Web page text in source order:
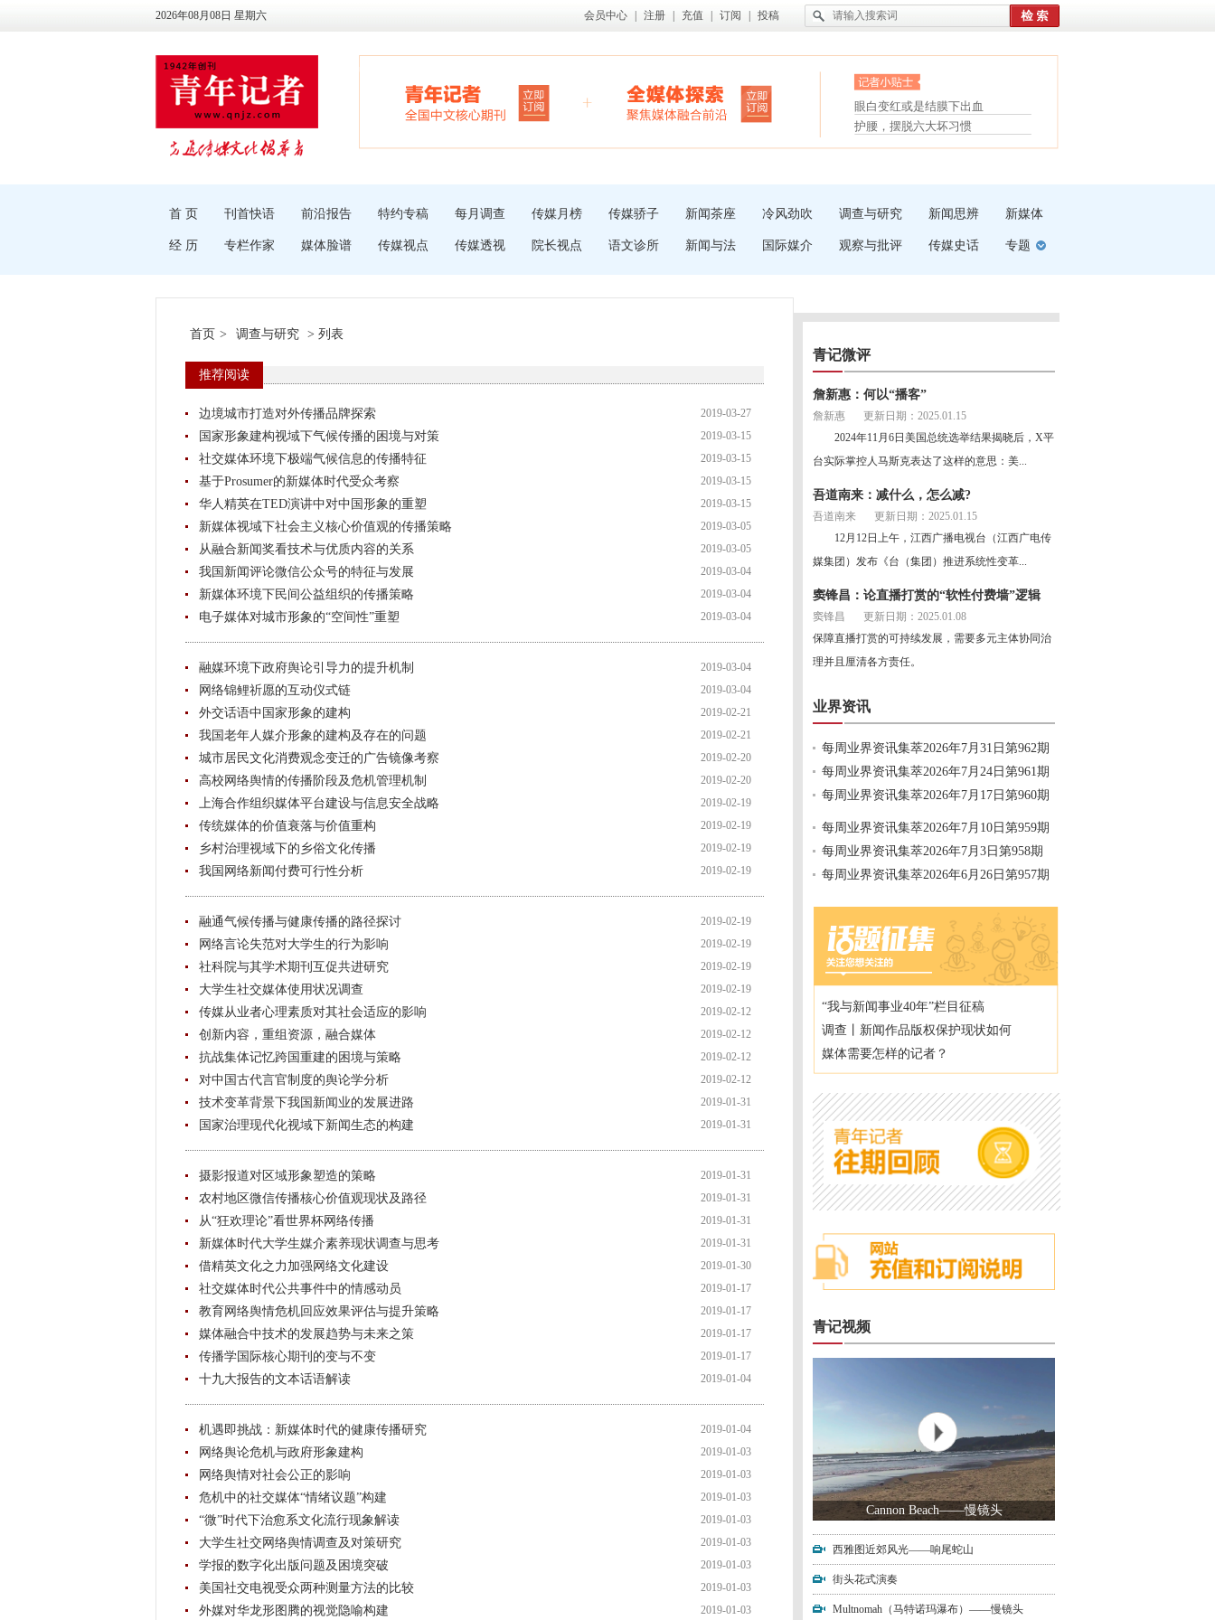
2026年08月08日 星期六 会员中心 注册 充值 订阅 投稿
眼白变红或是结膜下出血
“枝桠”“树桠”宜写成“枝...
夏天缓解疲劳有三招
护腰，摆脱六大坏习惯
受伤了冰敷还是热敷
首 页 刊首快语 前沿报告 特约专稿 每月调查 传媒月榜 传媒骄子 新闻茶座 冷风劲吹 调查与研究 新闻思辨 新媒体
经 历 专栏作家 媒体脸谱 传媒视点 传媒透视 院长视点 语文诊所 新闻与法 国际媒介 观察与批评 传媒史话 专题
首页 > 调查与研究 > 列表
推荐阅读
边境城市打造对外传播品牌探索 2019-03-27
国家形象建构视域下气候传播的困境与对策 2019-03-15
社交媒体环境下极端气候信息的传播特征 2019-03-15
基于Prosumer的新媒体时代受众考察 2019-03-15
华人精英在TED演讲中对中国形象的重塑 2019-03-15
新媒体视域下社会主义核心价值观的传播策略 2019-03-05
从融合新闻奖看技术与优质内容的关系 2019-03-05
我国新闻评论微信公众号的特征与发展 2019-03-04
新媒体环境下民间公益组织的传播策略 2019-03-04
电子媒体对城市形象的“空间性”重塑 2019-03-04
融媒环境下政府舆论引导力的提升机制 2019-03-04
网络锦鲤祈愿的互动仪式链 2019-03-04
外交话语中国家形象的建构 2019-02-21
我国老年人媒介形象的建构及存在的问题 2019-02-21
城市居民文化消费观念变迁的广告镜像考察 2019-02-20
高校网络舆情的传播阶段及危机管理机制 2019-02-20
上海合作组织媒体平台建设与信息安全战略 2019-02-19
传统媒体的价值衰落与价值重构 2019-02-19
乡村治理视域下的乡俗文化传播 2019-02-19
我国网络新闻付费可行性分析 2019-02-19
融通气候传播与健康传播的路径探讨 2019-02-19
网络言论失范对大学生的行为影响 2019-02-19
社科院与其学术期刊互促共进研究 2019-02-19
大学生社交媒体使用状况调查 2019-02-19
传媒从业者心理素质对其社会适应的影响 2019-02-12
创新内容，重组资源，融合媒体 2019-02-12
抗战集体记忆跨国重建的困境与策略 2019-02-12
对中国古代言官制度的舆论学分析 2019-02-12
技术变革背景下我国新闻业的发展进路 2019-01-31
国家治理现代化视域下新闻生态的构建 2019-01-31
摄影报道对区域形象塑造的策略 2019-01-31
农村地区微信传播核心价值观现状及路径 2019-01-31
从“狂欢理论”看世界杯网络传播 2019-01-31
新媒体时代大学生媒介素养现状调查与思考 2019-01-31
借精英文化之力加强网络文化建设 2019-01-30
社交媒体时代公共事件中的情感动员 2019-01-17
教育网络舆情危机回应效果评估与提升策略 2019-01-17
媒体融合中技术的发展趋势与未来之策 2019-01-17
传播学国际核心期刊的变与不变 2019-01-17
十九大报告的文本话语解读 2019-01-04
机遇即挑战：新媒体时代的健康传播研究 2019-01-04
网络舆论危机与政府形象建构 2019-01-03
网络舆情对社会公正的影响 2019-01-03
危机中的社交媒体“情绪议题”构建 2019-01-03
“微”时代下治愈系文化流行现象解读 2019-01-03
大学生社交网络舆情调查及对策研究 2019-01-03
学报的数字化出版问题及困境突破 2019-01-03
美国社交电视受众两种测量方法的比较 2019-01-03
外媒对华龙形图腾的视觉隐喻构建 2019-01-03
青记微评
詹新惠：何以“播客”
詹新惠
更新日期：2025.01.15
2024年11月6日美国总统选举结果揭晓后，X平
台实际掌控人马斯克表达了这样的意思：美...
吾道南来：减什么，怎么减?
吾道南来
更新日期：2025.01.15
12月12日上午，江西广播电视台（江西广电传
媒集团）发布《台（集团）推进系统性变革...
窦锋昌：论直播打赏的“软性付费墙”逻辑
窦锋昌
更新日期：2025.01.08
保障直播打赏的可持续发展，需要多元主体协同治
理并且厘清各方责任。
业界资讯
每周业界资讯集萃2026年7月31日第962期
每周业界资讯集萃2026年7月24日第961期
每周业界资讯集萃2026年7月17日第960期
每周业界资讯集萃2026年7月10日第959期
每周业界资讯集萃2026年7月3日第958期
每周业界资讯集萃2026年6月26日第957期
“我与新闻事业40年”栏目征稿
调查丨新闻作品版权保护现状如何
媒体需要怎样的记者？
青记视频
Cannon Beach——慢镜头
西雅图近郊风光——响尾蛇山
街头花式演奏
Multnomah（马特诺玛瀑布）——慢镜头